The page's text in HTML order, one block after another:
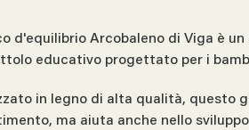
d'equilibrio Arcobaleno di Viga è
educativo progettato per i
in legno di alta qualità, questo
ma aiuta anche nello